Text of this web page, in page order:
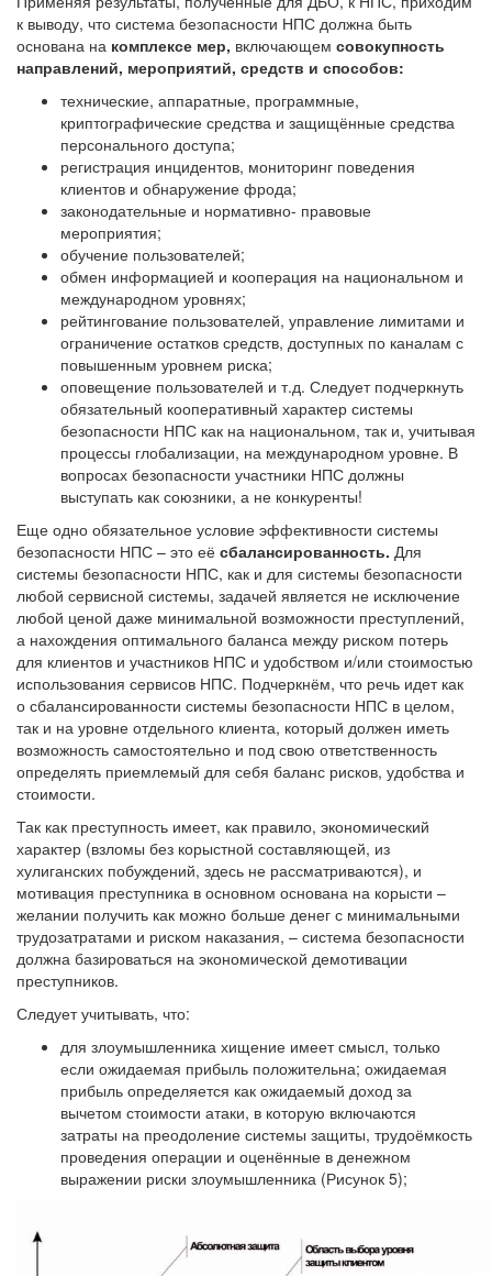
к выводу, что система безопасности НПС должна быть
основана на комплексе мер, включающем совокупность
направлений, мероприятий, средств и способов:
технические, аппаратные, программные,
криптографические средства и защищённые средства
персонального доступа;
регистрация инцидентов, мониторинг поведения
клиентов и обнаружение фрода;
законодательные и нормативно- правовые
мероприятия;
обучение пользователей;
обмен информацией и кооперация на национальном и
международном уровнях;
рейтингование пользователей, управление лимитами и
ограничение остатков средств, доступных по каналам с
повышенным уровнем риска;
оповещение пользователей и т.д. Следует подчеркнуть
обязательный кооперативный характер системы
безопасности НПС как на национальном, так и, учитывая
процессы глобализации, на международном уровне. В
вопросах безопасности участники НПС должны
выступать как союзники, а не конкуренты!
Еще одно обязательное условие эффективности системы
безопасности НПС – это её сбалансированность. Для
системы безопасности НПС, как и для системы безопасности
любой сервисной системы, задачей является не исключение
любой ценой даже минимальной возможности преступлений,
а нахождения оптимального баланса между риском потерь
для клиентов и участников НПС и удобством и/или стоимостью
использования сервисов НПС. Подчеркнём, что речь идет как
о сбалансированности системы безопасности НПС в целом,
так и на уровне отдельного клиента, который должен иметь
возможность самостоятельно и под свою ответственность
определять приемлемый для себя баланс рисков, удобства и
стоимости.
Так как преступность имеет, как правило, экономический
характер (взломы без корыстной составляющей, из
хулиганских побуждений, здесь не рассматриваются), и
мотивация преступника в основном основана на корысти –
желании получить как можно больше денег с минимальными
трудозатратами и риском наказания, – система безопасности
должна базироваться на экономической демотивации
преступников.
Следует учитывать, что:
для злоумышленника хищение имеет смысл, только
если ожидаемая прибыль положительна; ожидаемая
прибыль определяется как ожидаемый доход за
вычетом стоимости атаки, в которую включаются
затраты на преодоление системы защиты, трудоёмкость
проведения операции и оценённые в денежном
выражении риски злоумышленника (Рисунок 5);